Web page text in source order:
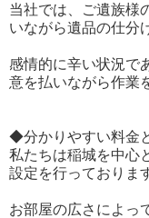
当社では、ご遺族様
いながら遺品の仕分
感情的に辛い状況で
意を払いながら作業
◆分かりやすい料金
私たちは稲城を中心
設定を行っておりま
お部屋の広さによっ